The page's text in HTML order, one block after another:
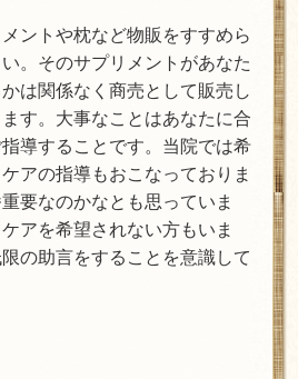
ントや枕など物販をすすめら
。そのサプリメントがあなた
は関係なく商売として販売し
す。大事なことはあなたに合
導することです。当院では希
アの指導もおこなっておりま
要なのかなとも思っていま
アを希望されない方もいま
の助言をすることを意識して